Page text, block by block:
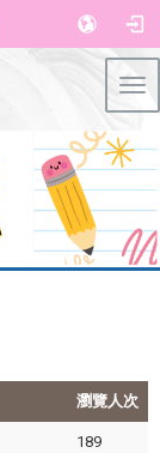
瀏覽人次
189